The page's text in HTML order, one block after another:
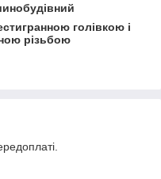
голівкою і
різьбою